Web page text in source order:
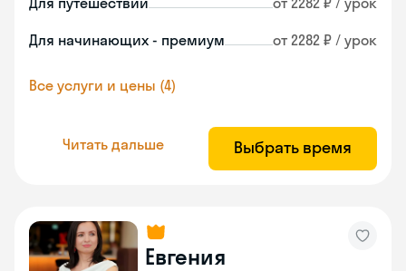
Для начинающих - премиум от 2282 ₽ / урок
Все услуги и цены (4)
Читать дальше Выбрать время
Евгения